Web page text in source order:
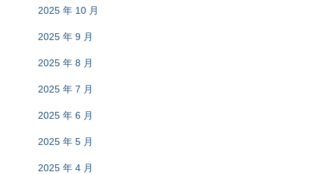
2025 年 10 月
2025 年 9 月
2025 年 8 月
2025 年 7 月
2025 年 6 月
2025 年 5 月
2025 年 4 月